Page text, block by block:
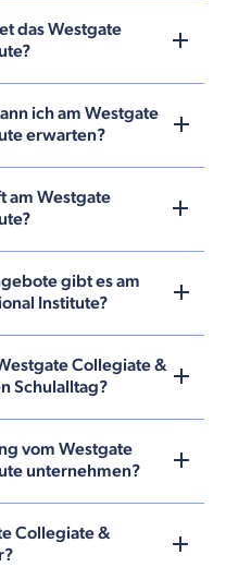
das Westgate
ich am Westgate
erwarten?
am Westgate
gibt es am
Institute?
Collegiate &
Schulalltag?
vom Westgate
unternehmen?
Collegiate &